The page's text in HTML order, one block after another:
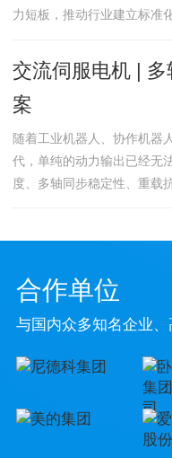
力短板，推动行业建立标准
交流伺服电机 |
案
随着工业机器人、协作机器
代，单纯的动力输出已经无
度、多轴同步稳定性、重载
合作单位
与国内众多知名企业